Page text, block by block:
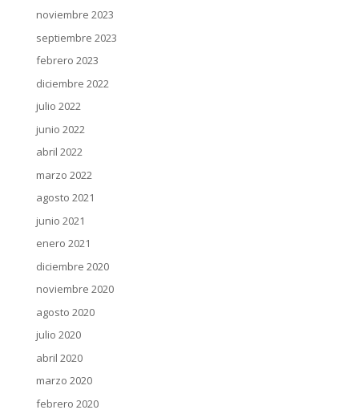
noviembre 2023
septiembre 2023
febrero 2023
diciembre 2022
julio 2022
junio 2022
abril 2022
marzo 2022
agosto 2021
junio 2021
enero 2021
diciembre 2020
noviembre 2020
agosto 2020
julio 2020
abril 2020
marzo 2020
febrero 2020